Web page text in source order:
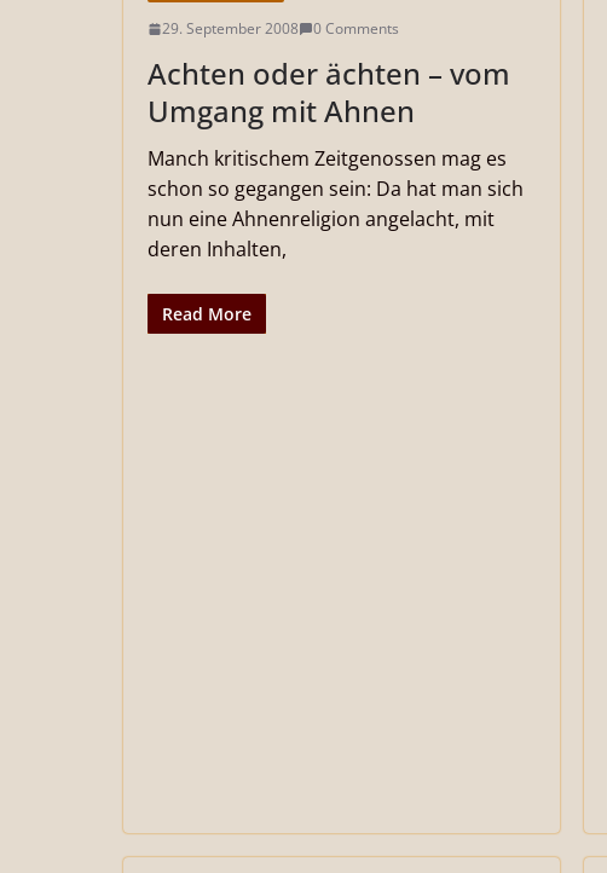
29. September 2008 0 Comments
Achten oder ächten – vom
Umgang mit Ahnen
Manch kritischem Zeitgenossen mag es
schon so gegangen sein: Da hat man sich
nun eine Ahnenreligion angelacht, mit
deren Inhalten,
Read More